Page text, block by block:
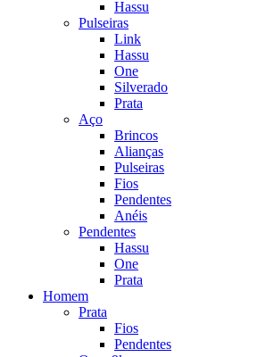
Hassu
Pulseiras
Link
Hassu
One
Silverado
Prata
Aço
Brincos
Alianças
Pulseiras
Fios
Pendentes
Anéis
Pendentes
Hassu
One
Prata
Homem
Prata
Fios
Pendentes